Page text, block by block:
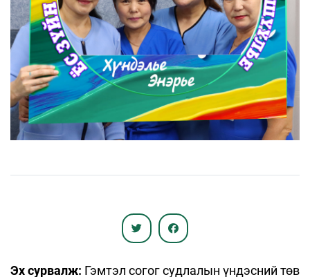
Эх сурвалж: Гэмтэл согог судлалын үндэсний төв